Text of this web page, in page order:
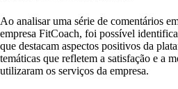
Ao analisar uma série de comentários
empresa FitCoach, foi possível
que destacam aspectos positivos da
temáticas que refletem a satisfação e a
utilizaram os serviços da empresa.